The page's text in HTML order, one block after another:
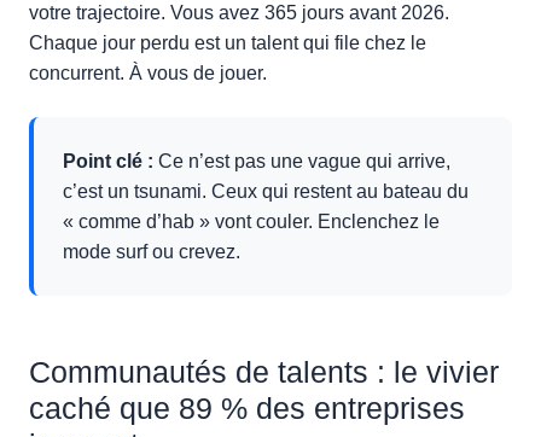
votre trajectoire. Vous avez 365 jours avant 2026.
Chaque jour perdu est un talent qui file chez le
concurrent. À vous de jouer.
Point clé : Ce n’est pas une vague qui arrive,
c’est un tsunami. Ceux qui restent au bateau du
« comme d’hab » vont couler. Enclenchez le
mode surf ou crevez.
Communautés de talents : le vivier
caché que 89 % des entreprises